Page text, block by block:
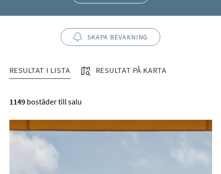
SKAPA BEVAKNING
RESULTAT I LISTA RESULTAT PÅ KARTA
1149bostäder till salu